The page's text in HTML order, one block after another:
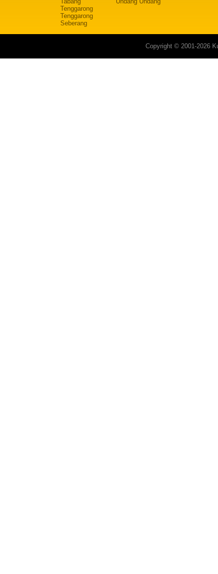
Tenggarong
Tenggarong
Seberang
Copyright © 2001-2026